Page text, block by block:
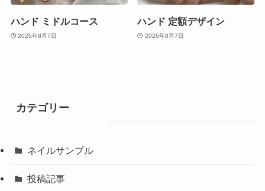
ハンド ミドルコース
2026年8月7日
ハンド 定額デザイン
2026年8月7日
カテゴリー
ネイルサンプル
投稿記事